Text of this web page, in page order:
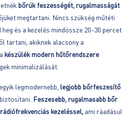
bőrük feszességét, rugalmasságát
megtartani. Nincs szükség műtéti
és a kezelés mindössze 20-30 percet
tartani, akiknek alacsony a
készülék modern hűtőrendszere
minimalizálását.
legmodernebb, legjobb bőrfeszesítő
biztosítani. Feszesebb, rugalmasabb bőr
kezeléssel, ami ráadásul